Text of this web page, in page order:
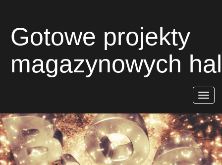
Gotowe projekty
magazynowych hal
Rozwiń